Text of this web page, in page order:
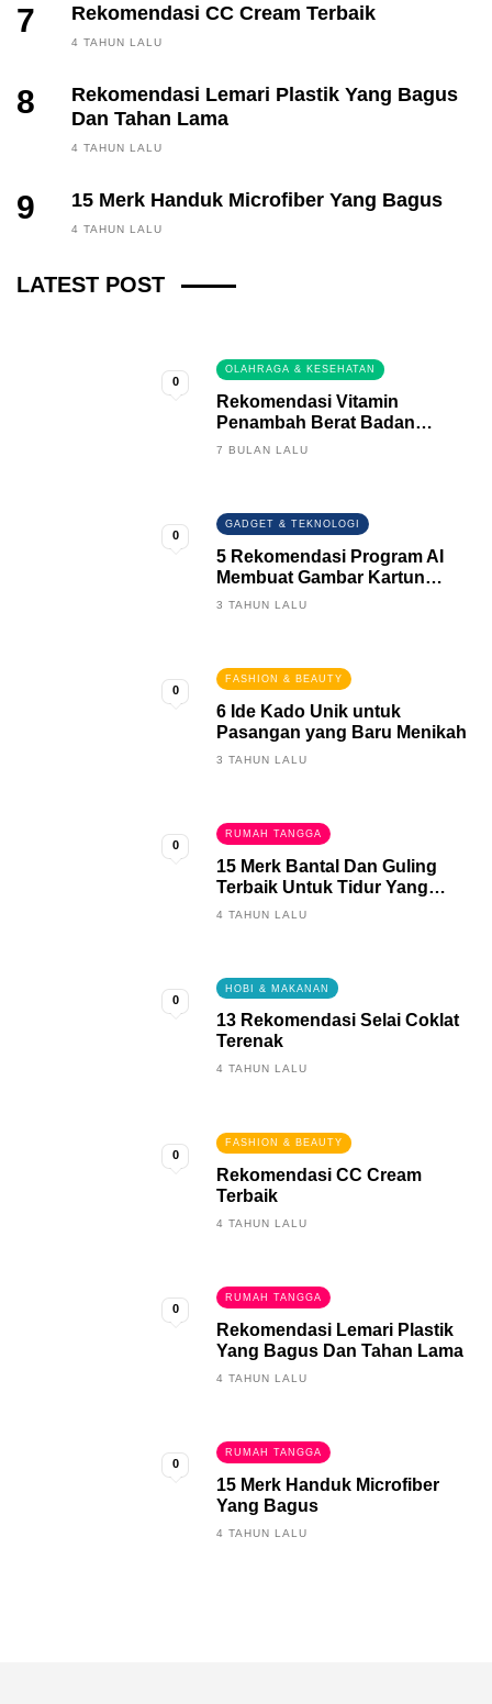
7 Rekomendasi CC Cream Terbaik
4 TAHUN LALU
8
Rekomendasi Lemari Plastik Yang Bagus
Dan Tahan Lama
4 TAHUN LALU
9 15 Merk Handuk Microfiber Yang Bagus
4 TAHUN LALU
LATEST POST
FINANCE, INVESTING
3 BULAN LALU
0
OLAHRAGA & KESEHATAN
Rekomendasi Vitamin
Penambah Berat Badan
Terbaik
7 BULAN LALU
0
GADGET & TEKNOLOGI
5 Rekomendasi Program AI
Membuat Gambar Kartun
Keren
3 TAHUN LALU
0
FASHION & BEAUTY
6 Ide Kado Unik untuk
Pasangan yang Baru Menikah
3 TAHUN LALU
0
RUMAH TANGGA
15 Merk Bantal Dan Guling
Terbaik Untuk Tidur Yang
Berkualitas
4 TAHUN LALU
0
HOBI & MAKANAN
13 Rekomendasi Selai Coklat
Terenak
4 TAHUN LALU
0
FASHION & BEAUTY
Rekomendasi CC Cream
Terbaik
4 TAHUN LALU
0
RUMAH TANGGA
Rekomendasi Lemari Plastik
Yang Bagus Dan Tahan Lama
4 TAHUN LALU
0
RUMAH TANGGA
15 Merk Handuk Microfiber
Yang Bagus
4 TAHUN LALU